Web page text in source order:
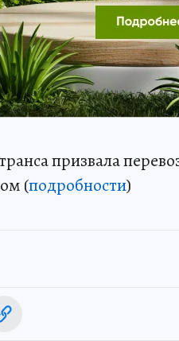
призвала
(подробности)